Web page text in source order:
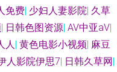
激情乱伦视频 福利av成人导航
址 亚洲天天射综合 青青艹Av
免费| 少妇人妻影院| 久草
| 日韩色图资源| AV中亚aV|
人| 黄色电影小视频| 麻豆
人影院伊思7| 日韩久草网|